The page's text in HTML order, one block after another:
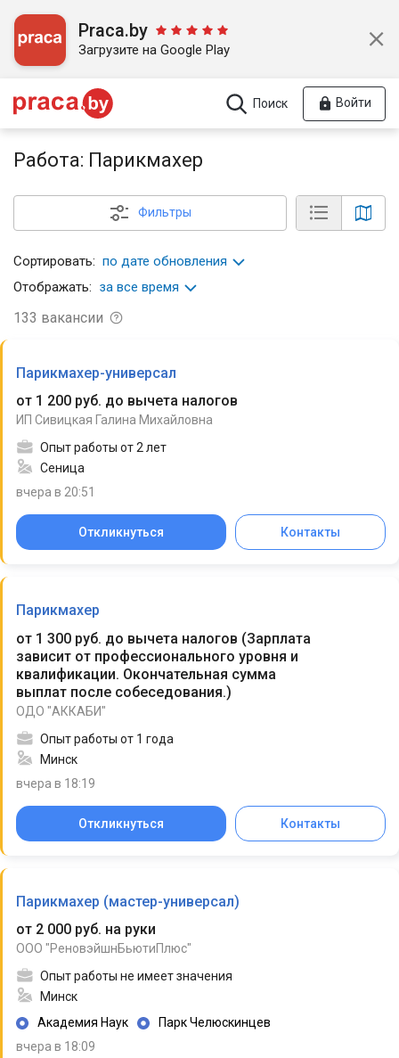
Praca.by
Загрузите на Google Play
Поиск Войти
Работа: Парикмахер
Фильтры
Сортировать: по дате обновления
Отображать: за все время
133 вакансии
Парикмахер-универсал
от 1 200 руб. до вычета налогов
ИП Сивицкая Галина Михайловна
Опыт работы от 2 лет
Сеница
вчера в 20:51
Откликнуться Контакты
Парикмахер
от 1 300 руб. до вычета налогов (Зарплата
зависит от профессионального уровня и
квалификации. Окончательная сумма
выплат после собеседования.)
ОДО "АККАБИ"
Опыт работы от 1 года
Минск
вчера в 18:19
Откликнуться Контакты
Парикмахер (мастер-универсал)
от 2 000 руб. на руки
ООО "РеновэйшнБьютиПлюс"
Опыт работы не имеет значения
Минск
Академия Наук
Парк Челюскинцев
вчера в 18:09